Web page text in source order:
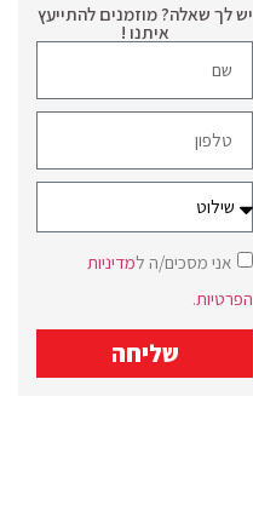
יש לך שאלה? מוזמנים להתייעץ
איתנו !
אני מסכים/ה למדיניות
הפרטיות.
שליחה